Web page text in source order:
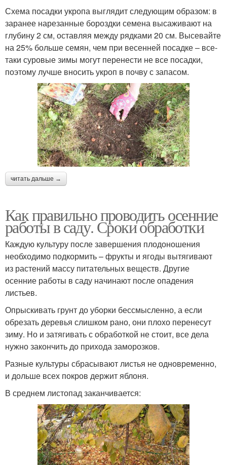
Схема посадки укропа выглядит следующим образом: в
заранее нарезанные бороздки семена высаживают на
глубину 2 см, оставляя между рядками 20 см. Высевайте
на 25% больше семян, чем при весенней посадке – все-
таки суровые зимы могут перенести не все посадки,
поэтому лучше вносить укроп в почву с запасом.
читать дальше →
Как правильно проводить осенние
работы в саду. Сроки обработки
Каждую культуру после завершения плодоношения
необходимо подкормить – фрукты и ягоды вытягивают
из растений массу питательных веществ. Другие
осенние работы в саду начинают после опадения
листьев.
Опрыскивать грунт до уборки бессмысленно, а если
обрезать деревья слишком рано, они плохо перенесут
зиму. Но и затягивать с обработкой не стоит, все дела
нужно закончить до прихода заморозков.
Разные культуры сбрасывают листья не одновременно,
и дольше всех покров держит яблоня.
В среднем листопад заканчивается: